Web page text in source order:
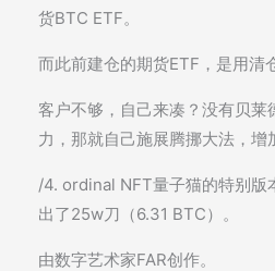
货BTC ETF。
而此前建仓的期货ETF，是用清
客户不够，自己来凑？没有贝莱
力，那就自己施展腾挪大法，增
/4. ordinal NFT量子猫的特别版
出了25w刀（6.31 BTC）。
由数字艺术家FAR创作。